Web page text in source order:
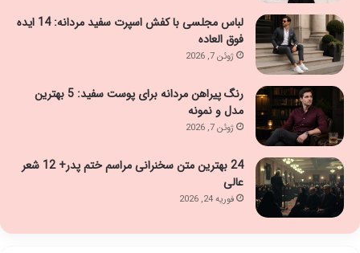
لباس مجلسی با کفش اسپرت سفید مردانه: 14 ایده
فوق العاده
ژوئن 7, 2026
رنگ پیراهن مردانه برای پوست سفید: 5 بهترین
مدل و نمونه
ژوئن 7, 2026
24 بهترین متن سخنرانی مراسم ختم پدر+ 12 شعر
عالی
فوریه 24, 2026